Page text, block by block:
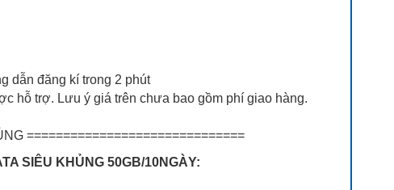
dẫn đăng kí trong 2 phút
hỗ trợ. Lưu ý giá trên chưa bao gồm phí giao hàng.
==============================
SIÊU KHỦNG 50GB/10NGÀY: